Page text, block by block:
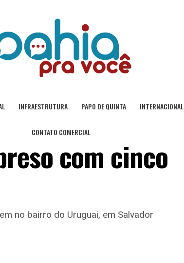
INFRAESTRUTURA PAPO DE QUINTA INTERNACIONAL
CONTATO COMERCIAL
com cinco
no bairro do Uruguai, em Salvador